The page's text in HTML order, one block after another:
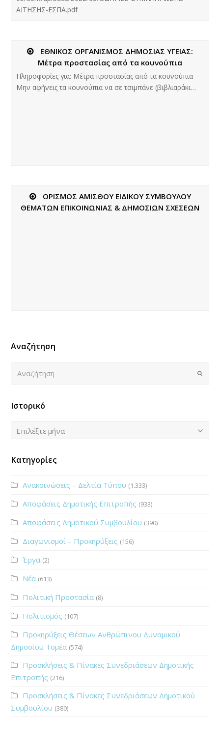
ΑΙΤΗΣΗΣ-ΕΣΠΑ.pdf
ΕΘΝΙΚΟΣ ΟΡΓΑΝΙΣΜΟΣ ΔΗΜΟΣΙΑΣ ΥΓΕΙΑΣ:
Μέτρα προστασίας από τα κουνούπια
Πληροφορίες για: Μέτρα προστασίας από τα κουνούπια
Μην αφήνεις τα κουνούπια να σε τσιμπάνε (βιβλιαράκι…
ΟΡΙΣΜΟΣ ΑΜΙΣΘΟΥ ΕΙΔΙΚΟΥ ΣΥΜΒΟΥΛΟΥ
ΘΕΜΑΤΩΝ ΕΠΙΚΟΙΝΩΝΙΑΣ & ΔΗΜΟΣΙΩΝ ΣΧΕΣΕΩΝ
Αναζήτηση
Submit
Ιστορικό
Ιστορικό
Επιλέξτε μήνα
Κατηγορίες
Ανακοινώσεις – Δελτία Τύπου (1.333)
Αποφάσεις Δημοτικής Επιτροπής (933)
Αποφάσεις Δημοτικού Συμβουλίου (390)
Διαγωνισμοί – Προκηρύξεις (156)
Έργα (2)
Νέα (613)
Πολιτική Προστασία (8)
Πολιτισμός (107)
Προκηρύξεις Θέσεων Ανθρώπινου Δυναμικού
Δημοσίου Τομέα (574)
Προσκλήσεις & Πίνακες Συνεδριάσεων Δημοτικής
Επιτροπής (216)
Προσκλήσεις & Πίνακες Συνεδριάσεων Δημοτικού
Συμβουλίου (380)